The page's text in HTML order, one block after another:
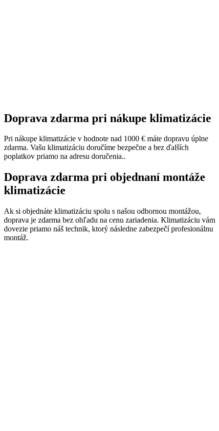
Doprava zdarma pri nákupe klimatizácie
Pri nákupe klimatizácie v hodnote nad 1000 € máte dopravu úplne
zdarma. Vašu klimatizáciu doručíme bezpečne a bez ďalších
poplatkov priamo na adresu doručenia..
Doprava zdarma pri objednaní montáže
klimatizácie
Ak si objednáte klimatizáciu spolu s našou odbornou montážou,
doprava je zdarma bez ohľadu na cenu zariadenia. Klimatizáciu vám
dovezie priamo náš technik, ktorý následne zabezpečí profesionálnu
montáž.